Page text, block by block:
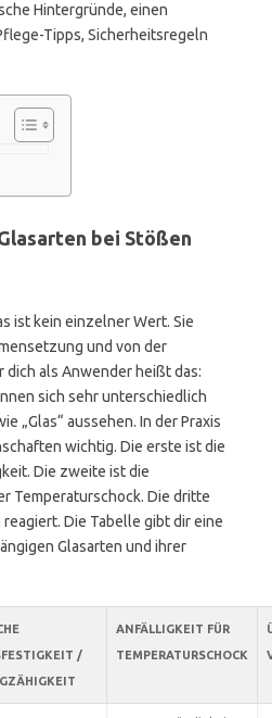
Hintergründe, einen
Tipps, Sicherheitsregeln
bei Stößen
ist kein einzelner Wert. Sie
und von der
dich als Anwender heißt das:
sich sehr unterschiedlich
„Glas“ aussehen. In der Praxis
wichtig. Die erste ist die
Die zweite ist die
Temperaturschock. Die dritte
reagiert. Die Tabelle gibt dir eine
Glasarten und ihrer
/ S
ANFÄLLIGKEIT FÜR
TEMPERATURSCHOCK